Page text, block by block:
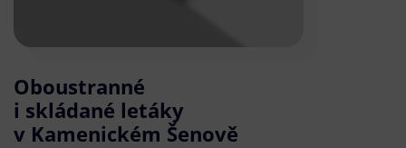
Oboustranné
i skládané letáky
v Kamenickém Šenově